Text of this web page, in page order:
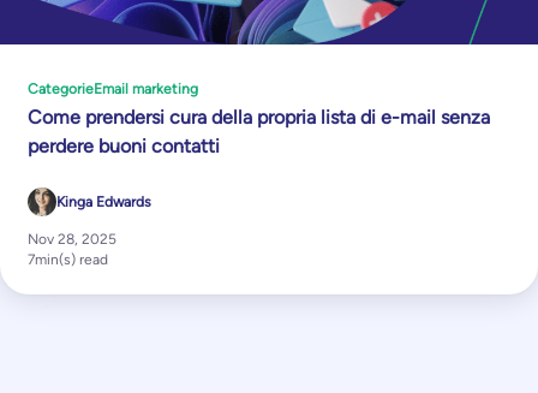
CategorieEmail marketing
Come prendersi cura della propria lista di e-mail senza
perdere buoni contatti
Kinga Edwards
Nov 28, 2025
7min(s) read